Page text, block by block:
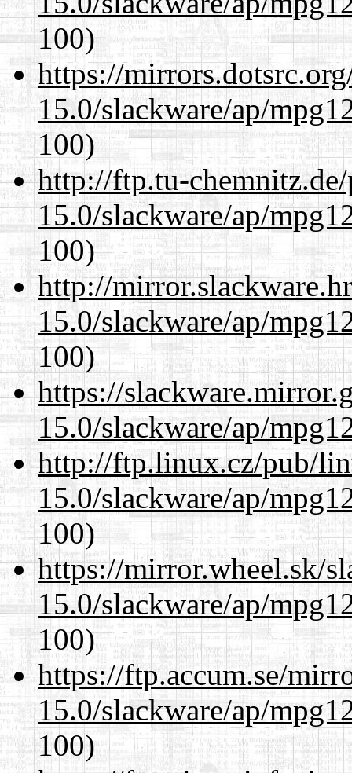
100)
https://
15.0/slackware/ap/
100)
http://ftp.tu-
15.0/slackware/ap/
100)
http://
15.0/slackware/ap/
100)
https://
15.0/slackware/ap/
http://ftp.linux.cz/pub/
15.0/slackware/ap/
100)
https://mirror.wheel.sk/
15.0/slackware/ap/
100)
https://ftp.accum.se/
15.0/slackware/ap/
100)